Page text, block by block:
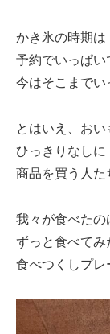
かき氷の時期は
予約でいっぱい
今はそこまでい
とはいえ、お
ひっきりなしに
商品を買う人た
我々が食べたの
ずっと食べてみ
食べつくしプ